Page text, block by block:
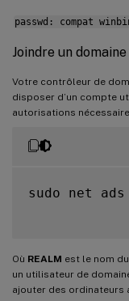
passwd: compat
Joindre un
Votre contrôleur de
disposer d’un compte
autorisations
sudo net
Où REALM est le nom
un utilisateur de
ajouter des ordinateurs